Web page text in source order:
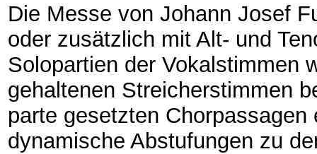
Die Messe von Johann Josef
oder zusätzlich mit Alt- und
Solopartien der Vokalstimmen
gehaltenen Streicherstimmen
parte gesetzten
dynamische Abstufungen zu